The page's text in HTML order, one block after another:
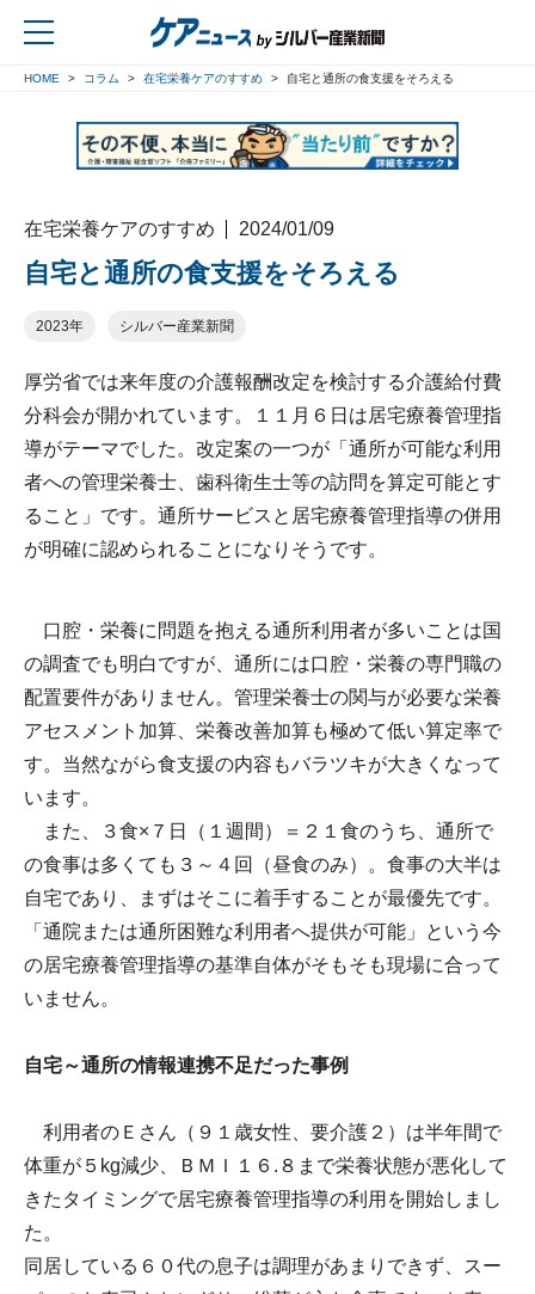
HOME コラム 在宅栄養ケアのすすめ 自宅と通所の食支援をそろえる
在宅栄養ケアのすすめ 2024/01/09
自宅と通所の食支援をそろえる
2023年 シルバー産業新聞
厚労省では来年度の介護報酬改定を検討する介護給付費
分科会が開かれています。１１月６日は居宅療養管理指
導がテーマでした。改定案の一つが「通所が可能な利用
者への管理栄養士、歯科衛生士等の訪問を算定可能とす
ること」です。通所サービスと居宅療養管理指導の併用
が明確に認められることになりそうです。
口腔・栄養に問題を抱える通所利用者が多いことは国
の調査でも明白ですが、通所には口腔・栄養の専門職の
配置要件がありません。管理栄養士の関与が必要な栄養
アセスメント加算、栄養改善加算も極めて低い算定率で
す。当然ながら食支援の内容もバラツキが大きくなって
います。
また、３食×７日（１週間）＝２１食のうち、通所で
の食事は多くても３～４回（昼食のみ）。食事の大半は
自宅であり、まずはそこに着手することが最優先です。
「通院または通所困難な利用者へ提供が可能」という今
の居宅療養管理指導の基準自体がそもそも現場に合って
いません。
自宅～通所の情報連携不足だった事例
利用者のＥさん（９１歳女性、要介護２）は半年間で
体重が５kg減少、ＢＭＩ１６.８まで栄養状態が悪化して
きたタイミングで居宅療養管理指導の利用を開始しまし
た。
同居している６０代の息子は調理があまりできず、スー